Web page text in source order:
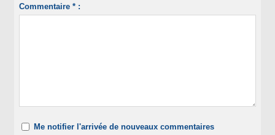
Commentaire * :
Me notifier l'arrivée de nouveaux commentaires